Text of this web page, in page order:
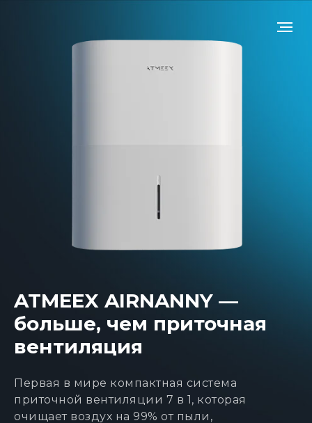
ATMEEX AIRNANNY —
больше, чем приточная
вентиляция
Первая в мире компактная система
приточной вентиляции 7 в 1, которая
очищает воздух на 99% от пыли,